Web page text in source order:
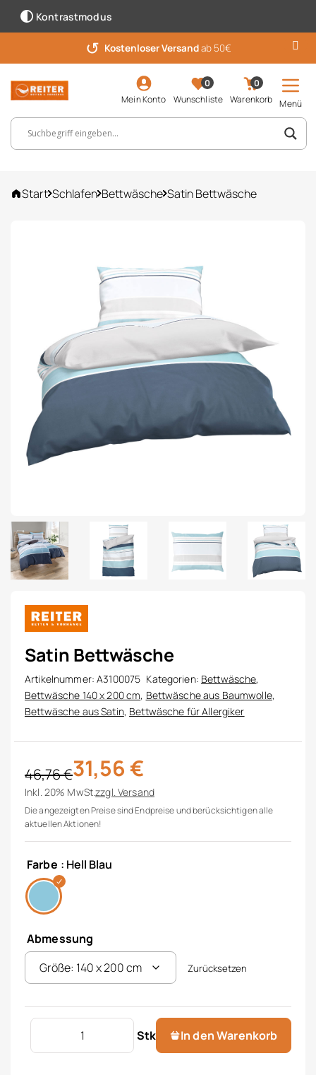
Kontrastmodus
↺ Kostenloser Versandab 50€
Mein Konto
0
Wunschliste
0
Warenkorb
Menü
Suchbegriff, Artikelnummer ...
Start Schlafen Bettwäsche Satin Bettwäsche
Satin Bettwäsche
Artikelnummer:A3100075 Kategorien: Bettwäsche,
Bettwäsche 140 x 200 cm, Bettwäsche aus Baumwolle,
Bettwäsche aus Satin, Bettwäsche für Allergiker
46,76€
Ursprünglicher Preis war: 46,76 €
31,56 €
Aktueller Preis ist: 31,56 €.
Inkl. 20% MwSt.zzgl.Versand
Die angezeigten Preise sind Endpreise und berücksichtigen alle
aktuellen Aktionen!
Farbe : Hell Blau
Abmessung
Zurücksetzen
Stk
Satin Bettwäsche Menge
In den Warenkorb